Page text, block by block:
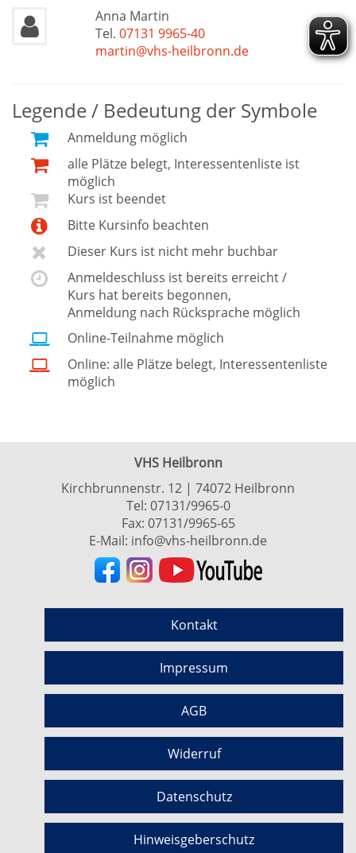
Anna Martin
Tel. 07131 9965-40
martin@vhs-heilbronn.de
Legende / Bedeutung der Symbole
Anmeldung möglich
alle Plätze belegt, Interessentenliste ist
möglich
Kurs ist beendet
Bitte Kursinfo beachten
Dieser Kurs ist nicht mehr buchbar
Anmeldeschluss ist bereits erreicht /
Kurs hat bereits begonnen,
Anmeldung nach Rücksprache möglich
Online-Teilnahme möglich
Online: alle Plätze belegt, Interessentenliste
möglich
VHS Heilbronn
Kirchbrunnenstr. 12 | 74072 Heilbronn
Tel: 07131/9965-0
Fax: 07131/9965-65
E-Mail: info@vhs-heilbronn.de
Kontakt
Impressum
AGB
Widerruf
Datenschutz
Hinweisgeberschutz